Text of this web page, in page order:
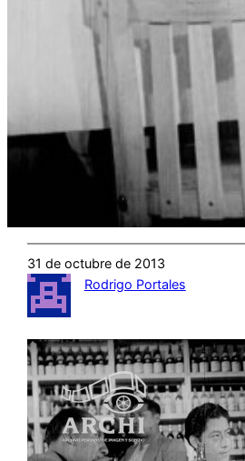
31 de octubre de 2013
Rodrigo Portales